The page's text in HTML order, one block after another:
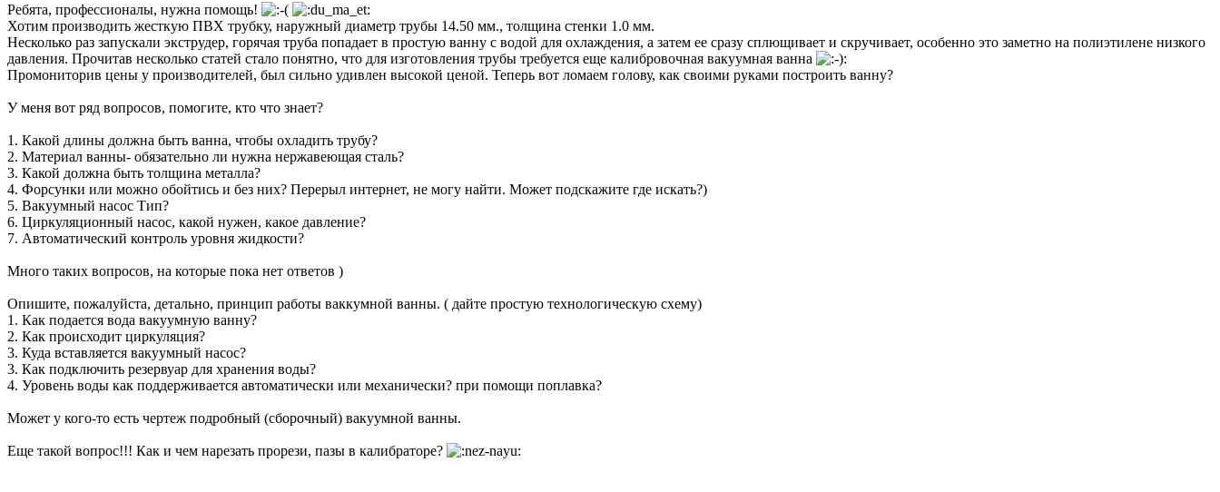
Ребята, профессионалы, нужна помощь!
Хотим производить жесткую ПВХ трубку, наружный диаметр трубы 14.50 мм., толщина стенки 1.0 мм.
Несколько раз запускали экструдер, горячая труба попадает в простую ванну с водой для охлаждения, а затем ее сразу сплющивает и скручивает, особенно это заметно на полиэтилене низкого
давления. Прочитав несколько статей стало понятно, что для изготовления трубы требуется еще калибровочная вакуумная ванна
Промониторив цены у производителей, был сильно удивлен высокой ценой. Теперь вот ломаем голову, как своими руками построить ванну?
У меня вот ряд вопросов, помогите, кто что знает?
1. Какой длины должна быть ванна, чтобы охладить трубу?
2. Материал ванны- обязательно ли нужна нержавеющая сталь?
3. Какой должна быть толщина металла?
4. Форсунки или можно обойтись и без них? Перерыл интернет, не могу найти. Может подскажите где искать?)
5. Вакуумный насос Тип?
6. Циркуляционный насос, какой нужен, какое давление?
7. Автоматический контроль уровня жидкости?
Много таких вопросов, на которые пока нет ответов )
Опишите, пожалуйста, детально, принцип работы ваккумной ванны. ( дайте простую технологическую схему)
1. Как подается вода вакуумную ванну?
2. Как происходит циркуляция?
3. Куда вставляется вакуумный насос?
3. Как подключить резервуар для хранения воды?
4. Уровень воды как поддерживается автоматически или механически? при помощи поплавка?
Может у кого-то есть чертеж подробный (сборочный) вакуумной ванны.
Еще такой вопрос!!! Как и чем нарезать прорези, пазы в калибраторе?